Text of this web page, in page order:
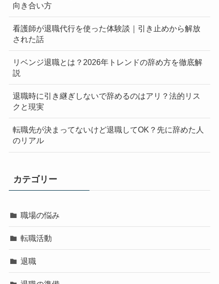
向き合い方
看護師が退職代行を使った体験談｜引き止めから解放
された話
リベンジ退職とは？2026年トレンドの辞め方を徹底解
説
退職時に引き継ぎしないで辞めるのはアリ？法的リス
クと現実
転職先が決まってないけど退職してOK？先に辞めた人
のリアル
カテゴリー
職場の悩み
転職活動
退職